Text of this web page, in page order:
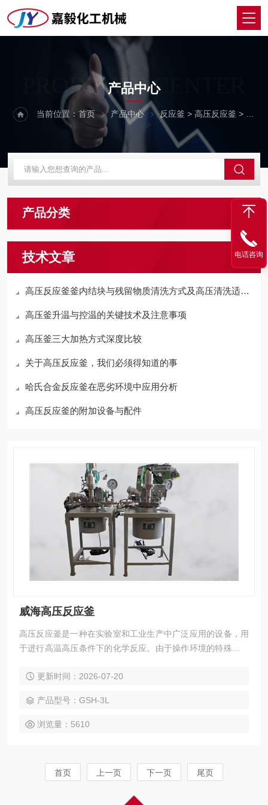
PRODUCTS CENTER
产品中心
当前位置：首页 产品中心 反应釜 >高压反应釜 > 威海高压反应釜
产品分类
技术文章
高压反应釜釜内结块与残留物质清洗方式及高压清洗适配性分析
高压釜升温与控温的关键技术及注意事项
高压釜三大加热方式深度比较
关于高压反应釜，我们必须得知道的事
哈氏合金反应釜在恶劣环境中应用分析
高压反应釜的附加设备与配件
威海高压反应釜
高压反应釜是一种在实验室和工业生产中广泛应用的设备，用
于进行高温高压条件下的化学反应。由于操作环境的特殊性，
全，并保证设备的正常运行。
更新时间：2026-07-20
产品型号：GSH-3L
浏览量：5610
首页 上一页 下一页 尾页
电话咨询